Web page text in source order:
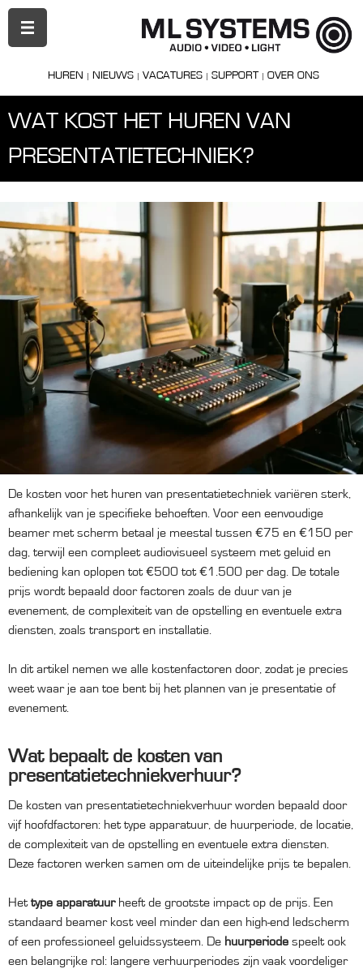
HUREN NIEUWS VACATURES SUPPORT OVER ONS
PRIMAIR
MENU
WAT KOST HET HUREN VAN
PRESENTATIETECHNIEK?
De kosten voor het huren van presentatietechniek variëren sterk,
afhankelijk van je specifieke behoeften. Voor een eenvoudige
beamer met scherm betaal je meestal tussen €75 en €150 per
dag, terwijl een compleet audiovisueel systeem met geluid en
bediening kan oplopen tot €500 tot €1.500 per dag. De totale
prijs wordt bepaald door factoren zoals de duur van je
evenement, de complexiteit van de opstelling en eventuele extra
diensten, zoals transport en installatie.
In dit artikel nemen we alle kostenfactoren door, zodat je precies
weet waar je aan toe bent bij het plannen van je presentatie of
evenement.
Wat bepaalt de kosten van
presentatietechniekverhuur?
De kosten van presentatietechniekverhuur worden bepaald door
vijf hoofdfactoren: het type apparatuur, de huurperiode, de locatie,
de complexiteit van de opstelling en eventuele extra diensten.
Deze factoren werken samen om de uiteindelijke prijs te bepalen.
Hettype apparatuurheeft de grootste impact op de prijs. Een
standaard beamer kost veel minder dan een high-end ledscherm
of een professioneel geluidssysteem. De huurperiode speelt ook
een belangrijke rol: langere verhuurperiodes zijn vaak voordeliger